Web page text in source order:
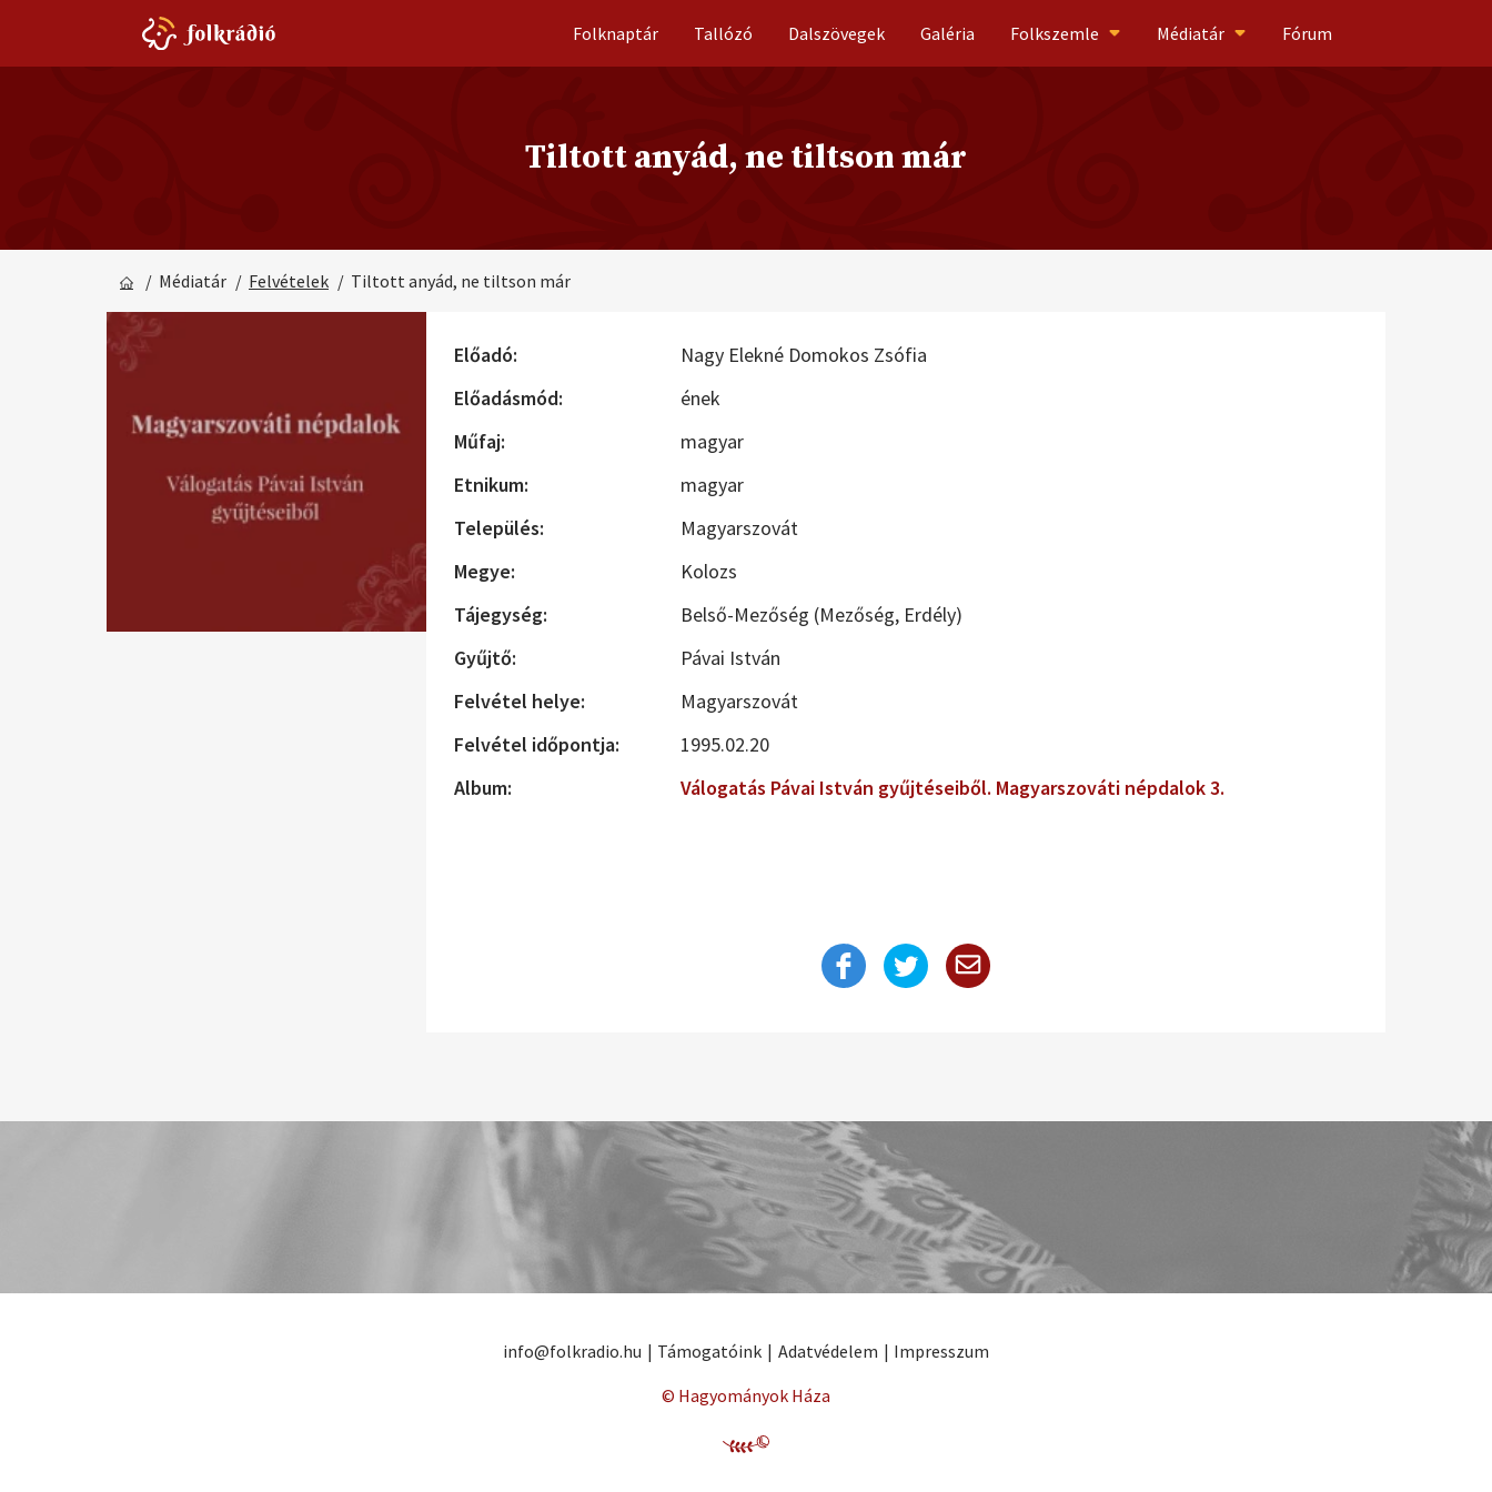
Folknaptár Tallózó Dalszövegek Galéria Folkszemle Médiatár Fórum
Tiltott anyád, ne tiltson már
/ Médiatár / Felvételek / Tiltott anyád, ne tiltson már
Előadó:
Nagy Elekné Domokos Zsófia
Előadásmód:
ének
Műfaj:
magyar
Etnikum:
magyar
Település:
Magyarszovát
Megye:
Kolozs
Tájegység:
Belső-Mezőség (Mezőség, Erdély)
Gyűjtő:
Pávai István
Felvétel helye:
Magyarszovát
Felvétel időpontja:
1995.02.20
Album:
Válogatás Pávai István gyűjtéseiből. Magyarszováti népdalok 3.
info@folkradio.hu | Támogatóink | Adatvédelem | Impresszum
© Hagyományok Háza